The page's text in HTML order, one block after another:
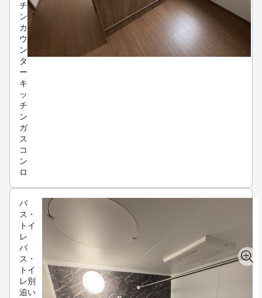
チ
ン
カ
ウ
ン
タ
ー
キ
ッ
チ
ン
ガ
ス
コ
ン
ロ
バ
ス・
トイ
レ
バ
ス・
トイ
レ別
追い